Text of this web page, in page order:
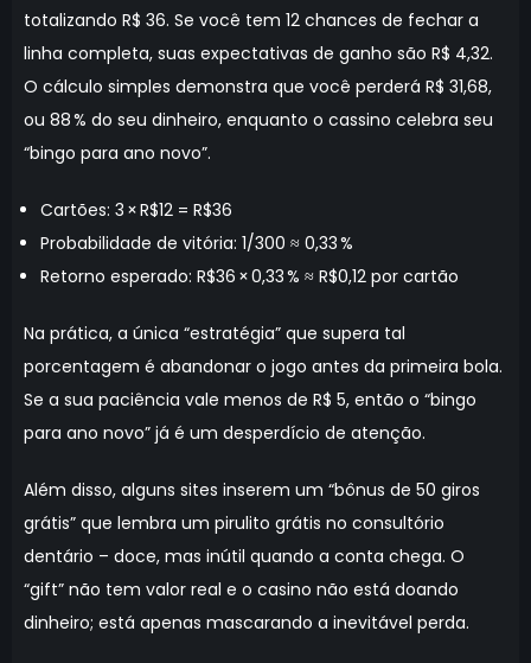
totalizando R$ 36. Se você tem 12 chances de fechar a
linha completa, suas expectativas de ganho são R$ 4,32.
O cálculo simples demonstra que você perderá R$ 31,68,
ou 88 % do seu dinheiro, enquanto o cassino celebra seu
“bingo para ano novo”.
Cartões: 3 × R$12 = R$36
Probabilidade de vitória: 1/300 ≈ 0,33 %
Retorno esperado: R$36 × 0,33 % ≈ R$0,12 por cartão
Na prática, a única “estratégia” que supera tal
porcentagem é abandonar o jogo antes da primeira bola.
Se a sua paciência vale menos de R$ 5, então o “bingo
para ano novo” já é um desperdício de atenção.
Além disso, alguns sites inserem um “bônus de 50 giros
grátis” que lembra um pirulito grátis no consultório
dentário – doce, mas inútil quando a conta chega. O
“gift” não tem valor real e o casino não está doando
dinheiro; está apenas mascarando a inevitável perda.